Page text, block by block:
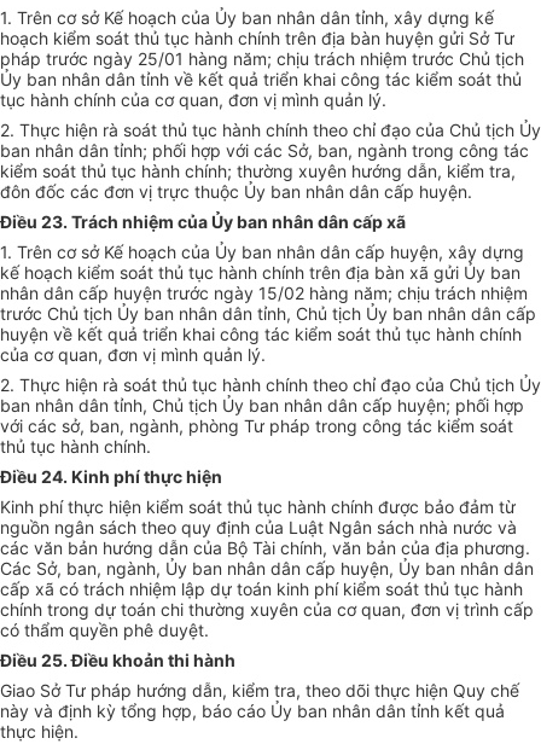
1. Trên cơ sở Kế hoạch của Ủy ban nhân dân tỉnh, xây dựng kế
hoạch kiểm soát thủ tục hành chính trên địa bàn huyện gửi Sở Tư
pháp trước ngày 25/01 hàng năm; chịu trách nhiệm trước Chủ tịch
Ủy ban nhân dân tỉnh về kết quả triển khai công tác kiểm soát thủ
tục hành chính của cơ quan, đơn vị mình quản lý.
2. Thực hiện rà soát thủ tục hành chính theo chỉ đạo của Chủ tịch Ủy
ban nhân dân tỉnh; phối hợp với các Sở, ban, ngành trong công tác
kiểm soát thủ tục hành chính; thường xuyên hướng dẫn, kiểm tra,
đôn đốc các đơn vị trực thuộc Ủy ban nhân dân cấp huyện.
Điều 23. Trách nhiệm củaỦy ban nhân dân cấp xã
1. Trên cơ sở Kế hoạch của Ủy ban nhân dân cấp huyện, xây dựng
kế hoạch kiểm soát thủ tục hành chính trên địa bàn xã gửi Ủy ban
nhân dân cấp huyện trước ngày 15/02 hàng năm; chịu trách nhiệm
trước Chủ tịch Ủy ban nhân dân tỉnh, Chủ tịch Ủy ban nhân dân cấp
huyện về kết quả triển khai công tác kiểm soát thủ tục hành chính
của cơ quan, đơn vị mình quản lý.
2. Thực hiện rà soát thủ tục hành chính theo chỉ đạo của Chủ tịch Ủy
ban nhân dân tỉnh, Chủ tịch Ủy ban nhân dân cấp huyện; phối hợp
với các sở, ban, ngành, phòng Tư pháp trong công tác kiểm soát
thủ tục hành chính.
Điều 24. Kinh phí thực hiện
Kinh phí thực hiện kiểm soát thủ tục hành chính được bảo đảm từ
nguồn ngân sách theo quy định của Luật Ngân sách nhà nước và
các văn bản hướng dẫn của Bộ Tài chính, văn bản của địa phương.
Các Sở, ban, ngành, Ủy ban nhân dân cấp huyện, Ủy ban nhân dân
cấp xã có trách nhiệm lập dự toán kinh phí kiểm soát thủ tục hành
chính trong dự toán chi thường xuyên của cơ quan, đơn vị trình cấp
có thẩm quyền phê duyệt.
Điều 25. Điều khoản thi hành
Giao Sở Tư pháp hướng dẫn, kiểm tra, theo dõi thực hiện Quy chế
này và định kỳ tổng hợp, báo cáo Ủy ban nhân dân tỉnh kết quả
thực hiện.